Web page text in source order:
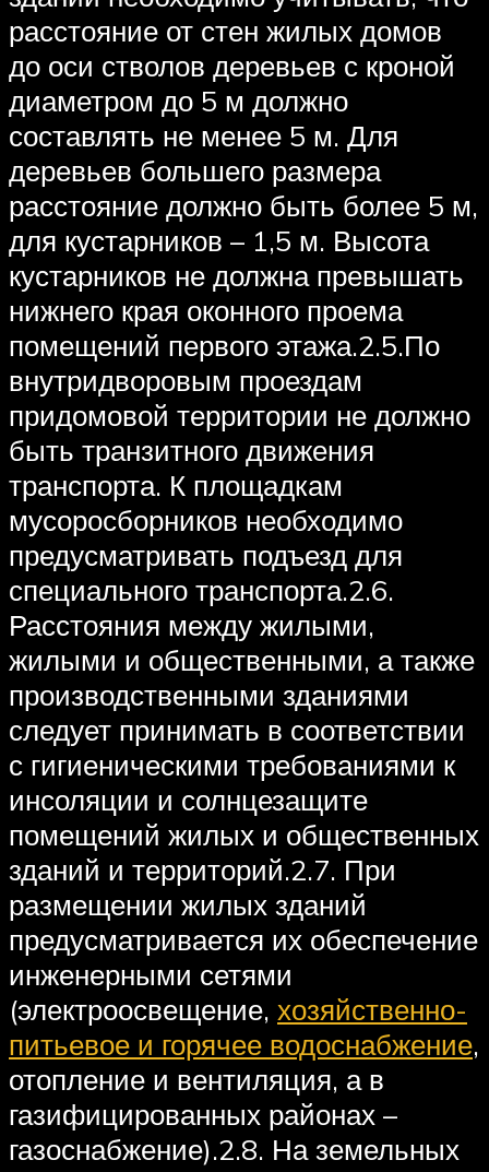
расстояние от стен жилых домов
до оси стволов деревьев с кроной
диаметром до 5 м должно
составлять не менее 5 м. Для
деревьев большего размера
расстояние должно быть более 5 м,
для кустарников – 1,5 м. Высота
кустарников не должна превышать
нижнего края оконного проема
помещений первого этажа.2.5.По
внутридворовым проездам
придомовой территории не должно
быть транзитного движения
транспорта. К площадкам
мусоросборников необходимо
предусматривать подъезд для
специального транспорта.2.6.
Расстояния между жилыми,
жилыми и общественными, а также
производственными зданиями
следует принимать в соответствии
с гигиеническими требованиями к
инсоляции и солнцезащите
помещений жилых и общественных
зданий и территорий.2.7. При
размещении жилых зданий
предусматривается их обеспечение
инженерными сетями
(электроосвещение, хозяйственно-
питьевое и горячее водоснабжение,
отопление и вентиляция, а в
газифицированных районах –
газоснабжение).2.8. На земельных